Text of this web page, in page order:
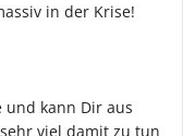
in der Krise!
kann Dir aus
viel damit zu tun